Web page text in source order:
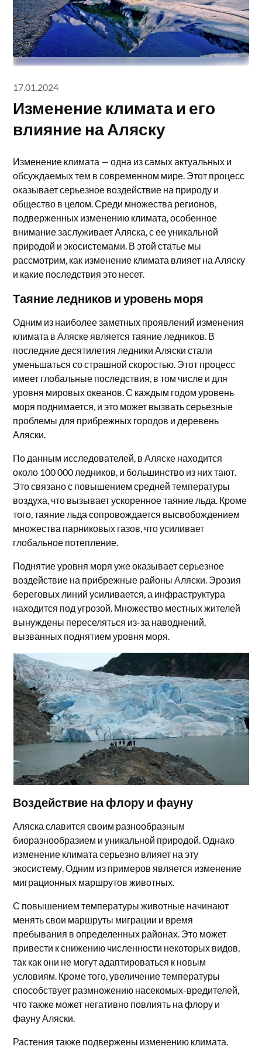
17.01.2024
Изменение климата и его
влияние на Аляску
Изменение климата — одна из самых актуальных и
обсуждаемых тем в современном мире. Этот процесс
оказывает серьезное воздействие на природу и
общество в целом. Среди множества регионов,
подверженных изменению климата, особенное
внимание заслуживает Аляска, с ее уникальной
природой и экосистемами. В этой статье мы
рассмотрим, как изменение климата влияет на Аляску
и какие последствия это несет.
Таяние ледников и уровень моря
Одним из наиболее заметных проявлений изменения
климата в Аляске является таяние ледников. В
последние десятилетия ледники Аляски стали
уменьшаться со страшной скоростью. Этот процесс
имеет глобальные последствия, в том числе и для
уровня мировых океанов. С каждым годом уровень
моря поднимается, и это может вызвать серьезные
проблемы для прибрежных городов и деревень
Аляски.
По данным исследователей, в Аляске находится
около 100 000 ледников, и большинство из них тают.
Это связано с повышением средней температуры
воздуха, что вызывает ускоренное таяние льда. Кроме
того, таяние льда сопровождается высвобождением
множества парниковых газов, что усиливает
глобальное потепление.
Поднятие уровня моря уже оказывает серьезное
воздействие на прибрежные районы Аляски. Эрозия
береговых линий усиливается, а инфраструктура
находится под угрозой. Множество местных жителей
вынуждены переселяться из-за наводнений,
вызванных поднятием уровня моря.
Воздействие на флору и фауну
Аляска славится своим разнообразным
биоразнообразием и уникальной природой. Однако
изменение климата серьезно влияет на эту
экосистему. Одним из примеров является изменение
миграционных маршрутов животных.
С повышением температуры животные начинают
менять свои маршруты миграции и время
пребывания в определенных районах. Это может
привести к снижению численности некоторых видов,
так как они не могут адаптироваться к новым
условиям. Кроме того, увеличение температуры
способствует размножению насекомых-вредителей,
что также может негативно повлиять на флору и
фауну Аляски.
Растения также подвержены изменению климата.